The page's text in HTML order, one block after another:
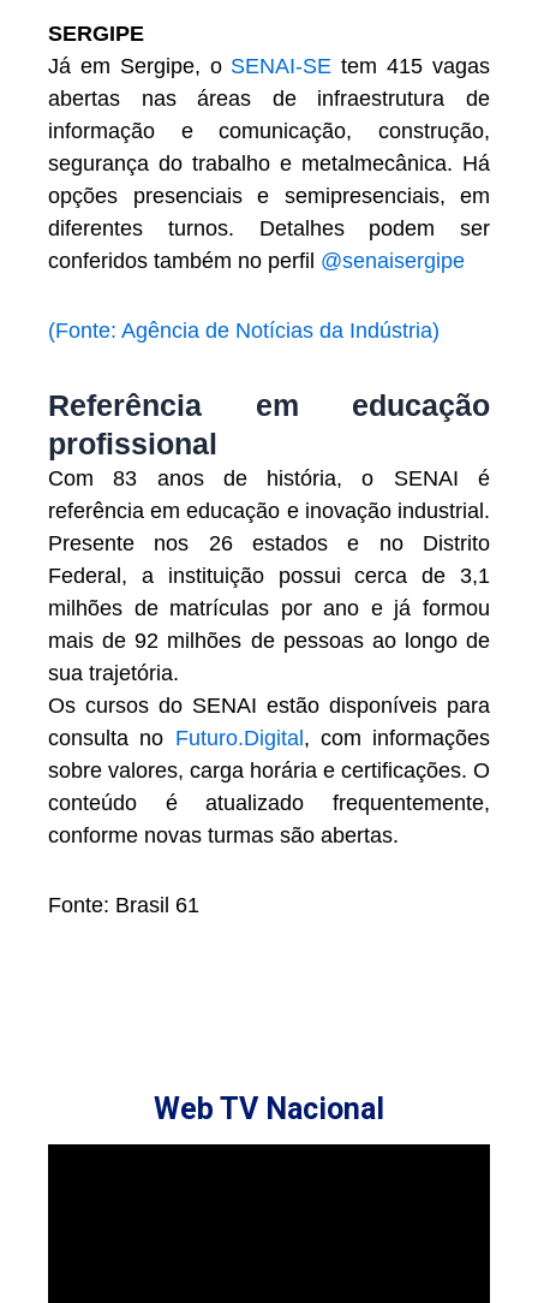
SERGIPE
Já em Sergipe, o SENAI-SE tem 415 vagas
abertas nas áreas de infraestrutura de
informação e comunicação, construção,
segurança do trabalho e metalmecânica. Há
opções presenciais e semipresenciais, em
diferentes turnos. Detalhes podem ser
conferidos também no perfil @senaisergipe
(Fonte: Agência de Notícias da Indústria)
Referência em educação
profissional
Com 83 anos de história, o SENAI é
referência em educação e inovação industrial.
Presente nos 26 estados e no Distrito
Federal, a instituição possui cerca de 3,1
milhões de matrículas por ano e já formou
mais de 92 milhões de pessoas ao longo de
sua trajetória.
Os cursos do SENAI estão disponíveis para
consulta no Futuro.Digital, com informações
sobre valores, carga horária e certificações. O
conteúdo é atualizado frequentemente,
conforme novas turmas são abertas.
Fonte: Brasil 61
Web TV Nacional